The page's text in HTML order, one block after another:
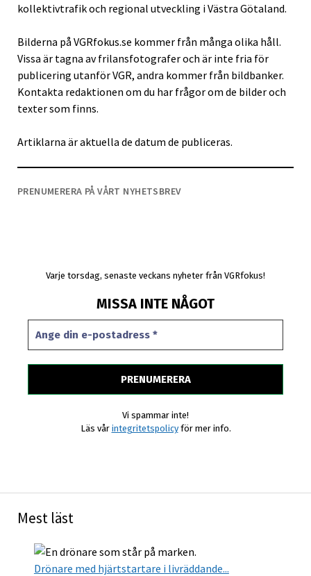
kollektivtrafik och regional utveckling i Västra Götaland.
Bilderna på VGRfokus.se kommer från många olika håll.
Vissa är tagna av frilansfotografer och är inte fria för
publicering utanför VGR, andra kommer från bildbanker.
Kontakta redaktionen om du har frågor om de bilder och
texter som finns.
Artiklarna är aktuella de datum de publiceras.
PRENUMERERA PÅ VÅRT NYHETSBREV
Varje torsdag, senaste veckans nyheter från VGRfokus!
MISSA INTE NÅGOT
Vi spammar inte!
Läs vår integritetspolicyför mer info.
Mest läst
Drönare med hjärtstartare i livräddande...